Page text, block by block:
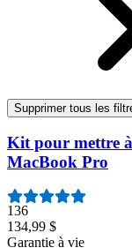
Supprimer tous les
Kit pour mettre
MacBook Pro
136
134,99 $
Garantie à vie